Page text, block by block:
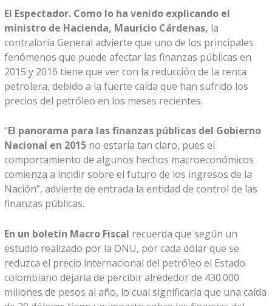
El Espectador. Como lo ha venido explicando el
ministro de Hacienda, Mauricio Cárdenas, la
contraloría General advierte que uno de los principales
fenómenos que puede afectar las finanzas públicas en
2015 y 2016 tiene que ver con la reducción de la renta
petrolera, debido a la fuerte caída que han sufrido los
precios del petróleo en los meses recientes.
“El panorama para las finanzas públicas del Gobierno
Nacional en 2015no estaría tan claro, pues el
comportamiento de algunos hechos macroeconómicos
comienza a incidir sobre el futuro de los ingresos de la
Nación”, advierte de entrada la entidad de control de las
finanzas públicas.
En un boletín Macro Fiscal recuerda que según un
estudio realizado por la ONU, por cada dólar que se
reduzca el precio internacional del petróleo el Estado
colombiano dejaría de percibir alrededor de 430.000
millones de pesos al año, lo cual significaría que una caída